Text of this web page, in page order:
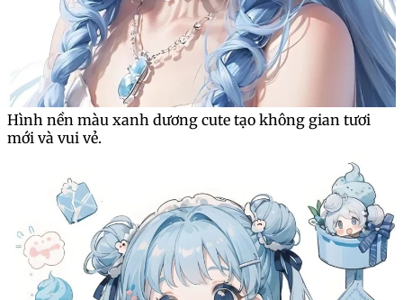
Hình nền màu xanh dương cute tạo không gian tươi
mới và vui vẻ.